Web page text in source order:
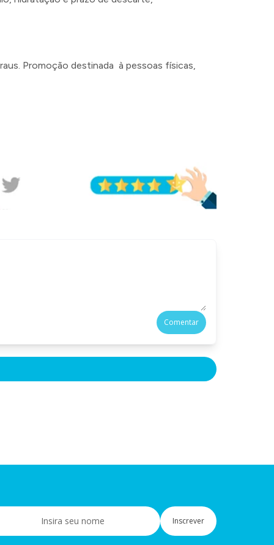
Promoção destinada à pessoas físicas,
Comentar
Inscrever